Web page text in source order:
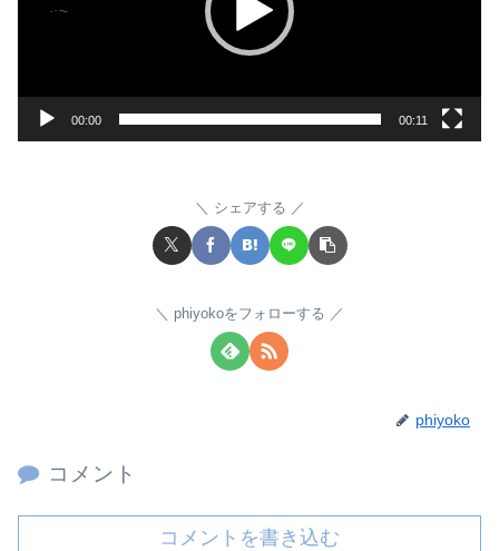
00:00 00:11
シェアする
phiyokoをフォローする
phiyoko
コメント
コメントを書き込む